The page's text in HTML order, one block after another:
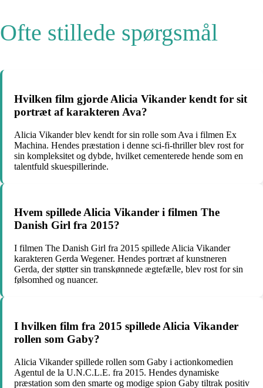
Ofte stillede spørgsmål
Hvilken film gjorde Alicia Vikander kendt for sit
portræt af karakteren Ava?
Alicia Vikander blev kendt for sin rolle som Ava i filmen Ex
Machina. Hendes præstation i denne sci-fi-thriller blev rost for
sin kompleksitet og dybde, hvilket cementerede hende som en
talentfuld skuespillerinde.
Hvem spillede Alicia Vikander i filmen The
Danish Girl fra 2015?
I filmen The Danish Girl fra 2015 spillede Alicia Vikander
karakteren Gerda Wegener. Hendes portræt af kunstneren
Gerda, der støtter sin transkønnede ægtefælle, blev rost for sin
følsomhed og nuancer.
I hvilken film fra 2015 spillede Alicia Vikander
rollen som Gaby?
Alicia Vikander spillede rollen som Gaby i actionkomedien
Agentul de la U.N.C.L.E. fra 2015. Hendes dynamiske
præstation som den smarte og modige spion Gaby tiltrak positiv